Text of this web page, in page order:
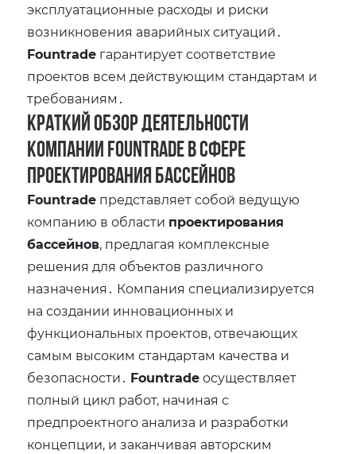
эксплуатационные расходы и риски
возникновения аварийных ситуаций․
Fountrade гарантирует соответствие
проектов всем действующим стандартам и
требованиям․
Краткий обзор деятельности
компании Fountrade в сфере
проектирования бассейнов
Fountrade представляет собой ведущую
компанию в области проектирования
бассейнов‚ предлагая комплексные
решения для объектов различного
назначения․ Компания специализируется
на создании инновационных и
функциональных проектов‚ отвечающих
самым высоким стандартам качества и
безопасности․ Fountradeосуществляет
полный цикл работ‚ начиная с
предпроектного анализа и разработки
концепции‚ и заканчивая авторским